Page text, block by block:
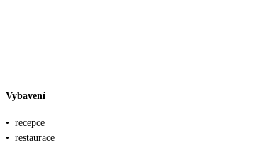
Vybavení
• recepce
• restaurace